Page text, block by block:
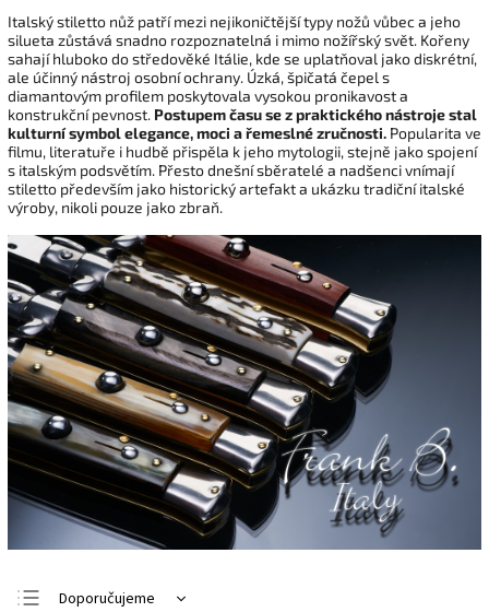
Italský stiletto nůž patří mezi nejikoničtější typy nožů vůbec a jeho
silueta zůstává snadno rozpoznatelná i mimo nožířský svět. Kořeny
sahají hluboko do středověké Itálie, kde se uplatňoval jako diskrétní,
ale účinný nástroj osobní ochrany. Úzká, špičatá čepel s
diamantovým profilem poskytovala vysokou pronikavost a
konstrukční pevnost. Postupem času se z praktického nástroje stal
kulturní symbol elegance, moci a řemeslné zručnosti. Popularita ve
filmu, literatuře i hudbě přispěla k jeho mytologii, stejně jako spojení
s italským podsvětím. Přesto dnešní sběratelé a nadšenci vnímají
stiletto především jako historický artefakt a ukázku tradiční italské
výroby, nikoli pouze jako zbraň.
Doporučujeme